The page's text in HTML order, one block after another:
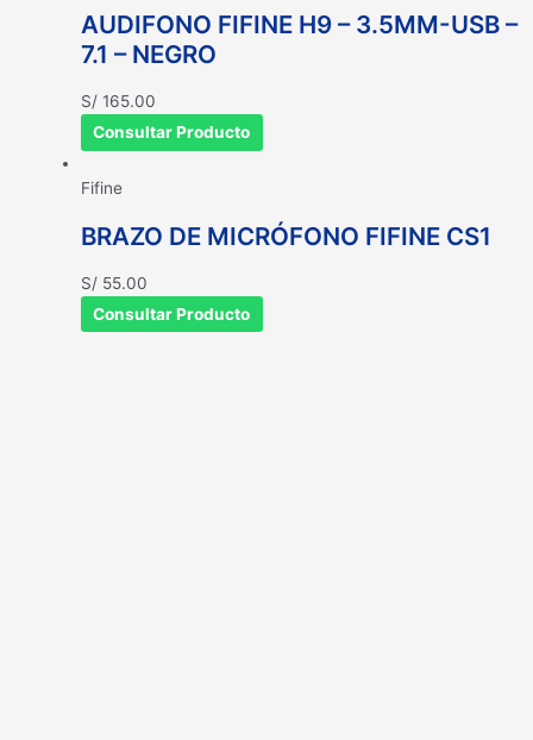
AUDIFONO FIFINE H9 – 3.5MM-USB –
7.1 – NEGRO
S/ 165.00
Consultar Producto
Fifine
BRAZO DE MICRÓFONO FIFINE CS1
S/ 55.00
Consultar Producto